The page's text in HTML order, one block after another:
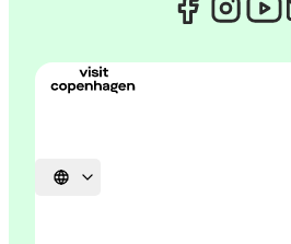
Vælg sprog